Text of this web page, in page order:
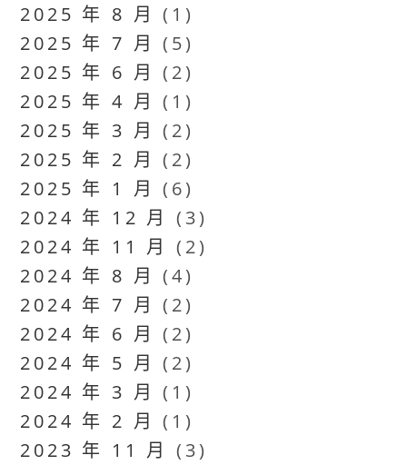
2025 年 8 月 (1)
2025 年 7 月 (5)
2025 年 6 月 (2)
2025 年 4 月 (1)
2025 年 3 月 (2)
2025 年 2 月 (2)
2025 年 1 月 (6)
2024 年 12 月 (3)
2024 年 11 月 (2)
2024 年 8 月 (4)
2024 年 7 月 (2)
2024 年 6 月 (2)
2024 年 5 月 (2)
2024 年 3 月 (1)
2024 年 2 月 (1)
2023 年 11 月 (3)